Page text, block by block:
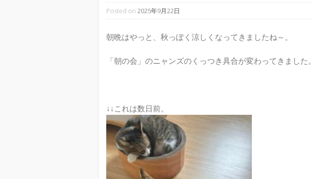
Posted on 2025年9月22日
朝晩はやっと、秋っぽく涼しくなってきましたね～。
「朝の会」のニャンズのくっつき具合が変わってきました。
↓↓これは数日前。